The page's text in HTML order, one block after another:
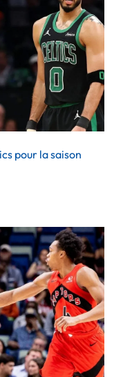
pour la saison